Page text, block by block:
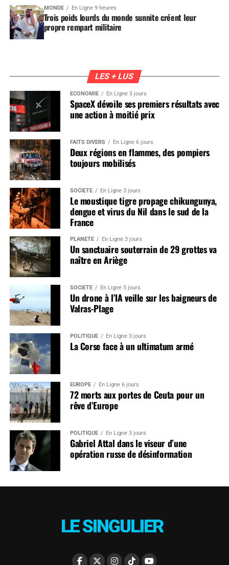
MONDE En Ligne 9 heures
Trois poids lourds du monde sunnite créent leur
propre rempart militaire
LES + LUS
ÉCONOMIE En Ligne 5 jours
SpaceX dévoile ses premiers résultats avec
une action à moitié prix
FAITS DIVERS En Ligne 6 jours
Deux régions en flammes, des pompiers
toujours mobilisés
SOCIÉTÉ En Ligne 3 jours
Le moustique tigre propage chikungunya,
dengue et virus du Nil dans le sud de la
France
PLANÈTE En Ligne 3 jours
Un sanctuaire souterrain de 29 grottes va
naître en Ariège
SOCIÉTÉ En Ligne 5 jours
Un drone à l’IA veille sur les baigneurs de
Valras-Plage
POLITIQUE En Ligne 3 jours
La Corse face à un ultimatum armé
EUROPE En Ligne 6 jours
72 morts aux portes de Ceuta pour un
rêve d’Europe
POLITIQUE En Ligne 3 jours
Gabriel Attal dans le viseur d’une
opération russe de désinformation